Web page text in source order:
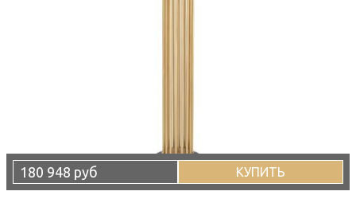
180 948 руб КУПИТЬ